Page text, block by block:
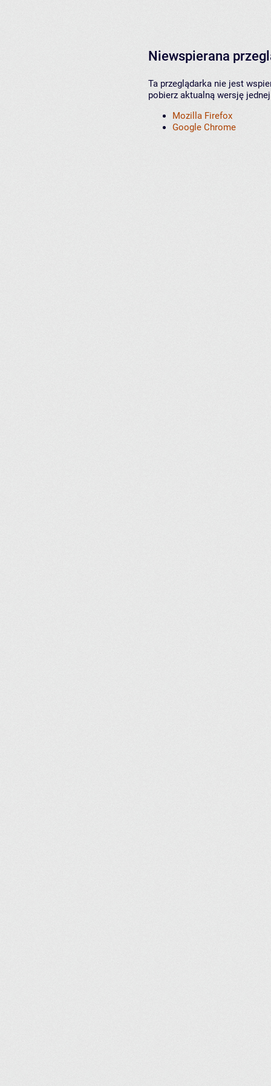
Niewspierana
Ta przeglądarka nie jest
pobierz aktualną wersję
Mozilla Firefox
Google Chrome